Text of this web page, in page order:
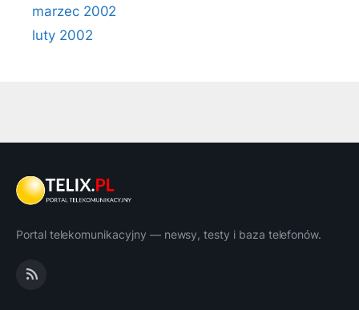
marzec 2002
luty 2002
Portal telekomunikacyjny — newsy, testy i baza telefonów.